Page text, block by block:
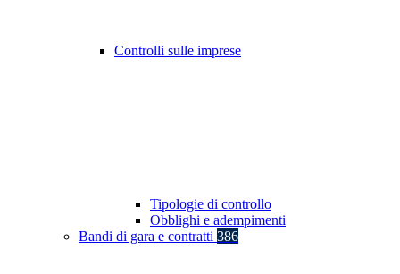
Controlli sulle imprese
Tipologie di controllo
Obblighi e adempimenti
Bandi di gara e contratti 386